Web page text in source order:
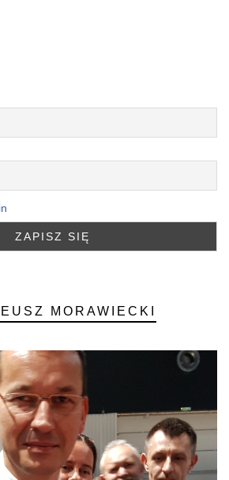
MORAWIECKI